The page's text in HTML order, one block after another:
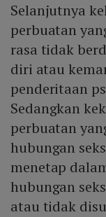
Selanjutnya
perbuatan
rasa tidak
diri atau
penderitaan
Sedangkan
perbuatan
hubungan
menetap
hubungan
atau tidak